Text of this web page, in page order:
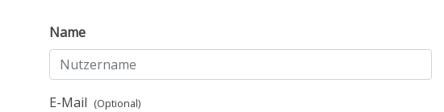
Name
E-Mail (Optional)